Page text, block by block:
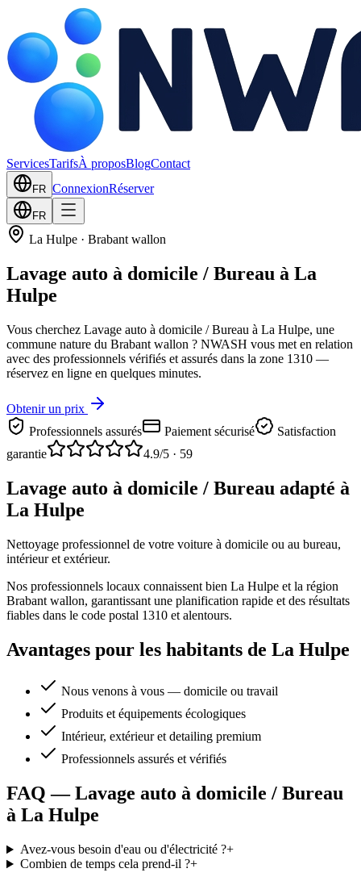
ServicesTarifsÀ proposBlogContact
FR ConnexionRéserver
FR
La Hulpe · Brabant wallon
Lavage auto à domicile / Bureau à La
Hulpe
Vous cherchez Lavage auto à domicile / Bureau à La Hulpe, une
commune nature du Brabant wallon ? NWASH vous met en relation
avec des professionnels vérifiés et assurés dans la zone 1310 —
réservez en ligne en quelques minutes.
Obtenir un prix
Professionnels assurés
Paiement sécurisé
Satisfaction
garantie
4.9/5 · 59
Lavage auto à domicile / Bureau adapté à
La Hulpe
Nettoyage professionnel de votre voiture à domicile ou au bureau,
intérieur et extérieur.
Nos professionnels locaux connaissent bien La Hulpe et la région
Brabant wallon, garantissant une planification rapide et des résultats
fiables dans le code postal 1310 et alentours.
Avantages pour les habitants de La Hulpe
Nous venons à vous — domicile ou travail
Produits et équipements écologiques
Intérieur, extérieur et detailing premium
Professionnels assurés et vérifiés
FAQ — Lavage auto à domicile / Bureau
à La Hulpe
Avez-vous besoin d'eau ou d'électricité ?+
Combien de temps cela prend-il ?+